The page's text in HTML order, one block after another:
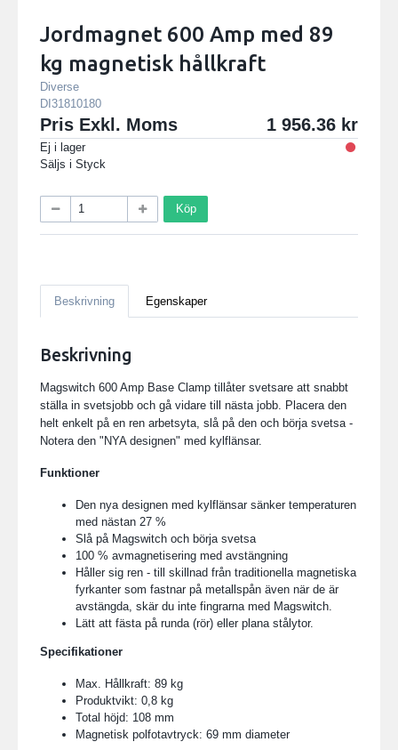
Jordmagnet 600 Amp med 89
kg magnetisk hållkraft
Diverse
DI31810180
Pris Exkl. Moms 1 956.36
Ej i lager
Säljs i Styck
Köp
Beskrivning Egenskaper
Beskrivning
Magswitch 600 Amp Base Clamp tillåter svetsare att snabbt
ställa in svetsjobb och gå vidare till nästa jobb. Placera den
helt enkelt på en ren arbetsyta, slå på den och börja svetsa -
Notera den "NYA designen" med kylflänsar.
Funktioner
Den nya designen med kylflänsar sänker temperaturen
med nästan 27 %
Slå på Magswitch och börja svetsa
100 % avmagnetisering med avstängning
Håller sig ren - till skillnad från traditionella magnetiska
fyrkanter som fastnar på metallspån även när de är
avstängda, skär du inte fingrarna med Magswitch.
Lätt att fästa på runda (rör) eller plana stålytor.
Specifikationer
Max. Hållkraft: 89 kg
Produktvikt: 0,8 kg
Total höjd: 108 mm
Magnetisk polfotavtryck: 69 mm diameter